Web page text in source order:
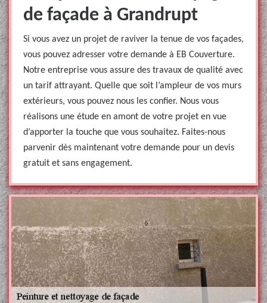
de façade à Grandrupt
Si vous avez un projet de raviver la tenue de vos façades,
vous pouvez adresser votre demande à EB Couverture.
Notre entreprise vous assure des travaux de qualité avec
un tarif attrayant. Quelle que soit l’ampleur de vos murs
extérieurs, vous pouvez nous les confier. Nous vous
réalisons une étude en amont de votre projet en vue
d’apporter la touche que vous souhaitez. Faites-nous
parvenir dès maintenant votre demande pour un devis
gratuit et sans engagement.